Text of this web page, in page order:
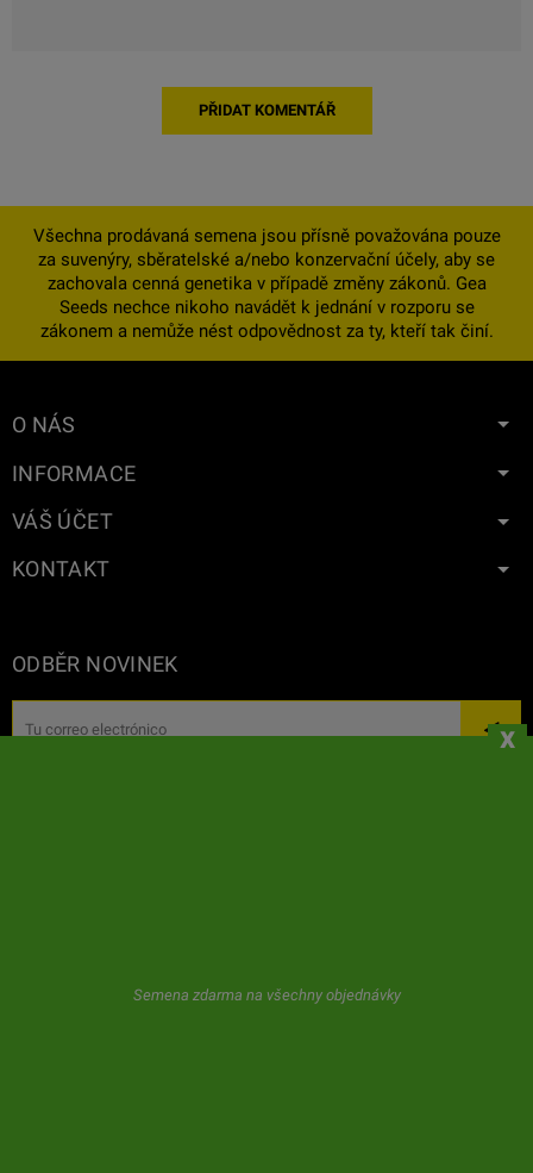
PŘIDAT KOMENTÁŘ
Všechna prodávaná semena jsou přísně považována pouze
za suvenýry, sběratelské a/nebo konzervační účely, aby se
zachovala cenná genetika v případě změny zákonů. Gea
Seeds nechce nikoho navádět k jednání v rozporu se
zákonem a nemůže nést odpovědnost za ty, kteří tak činí.
O NÁS
INFORMACE
VÁŠ ÚČET
KONTAKT
ODBĚR NOVINEK
Semena zdarma na všechny objednávky
x